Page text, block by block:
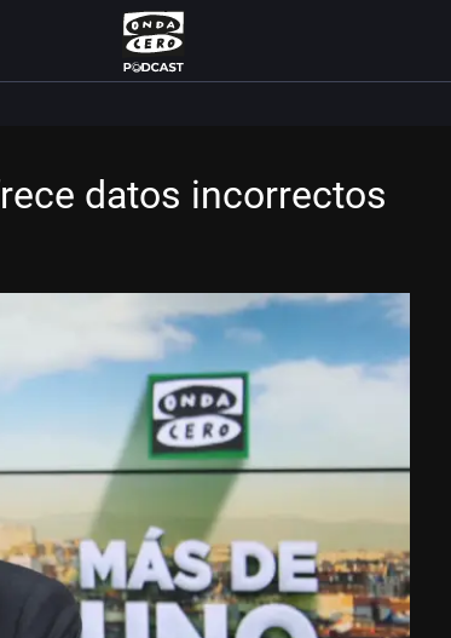
datos incorrectos